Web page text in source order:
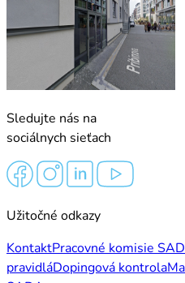
Sledujte nás na
sociálnych sieťach
Užitočné odkazy
KontaktPracovné komisie
pravidláDopingová kontrola